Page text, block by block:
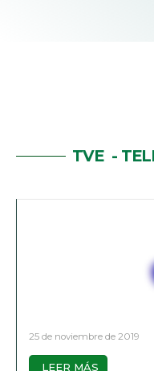
TVE-
25 de noviembre de 2019
LEER MÁS